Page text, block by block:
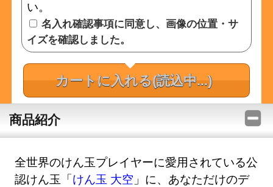
い。
名入れ確認事項に同意し、画像の位置・サ
イズを確認しました。
カートに入れる(読込中...)
商品紹介
全世界のけん玉プレイヤーに愛用されている公
認けん玉「けん玉 大空 」に、あなただけのデ